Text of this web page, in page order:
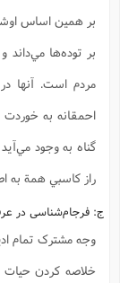
بر همین اساس اوشو
بر توده‌ها مي‌داند
مردم است. آنها
احمقانه به
گناه به وجود
راز كاسبي همة به
ج: فرجام‌شناسی در
وجه مشترک تمام
خلاصه کردن حیات